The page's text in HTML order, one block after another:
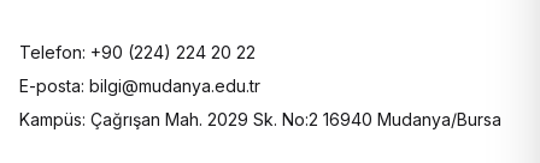
Telefon: +90 (224) 224 20 22
E-posta: bilgi@mudanya.edu.tr
Kampüs: Çağrışan Mah. 2029 Sk. No:2 16940 Mudanya/Bursa